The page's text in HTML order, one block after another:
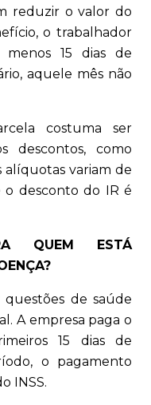
reduzir o valor do
o trabalhador
15 dias de
aquele mês não
costuma ser
descontos, como
alíquotas variam de
o desconto do IR é
QUEM ESTÁ
questões de saúde
A empresa paga o
15 dias de
o pagamento
INSS.